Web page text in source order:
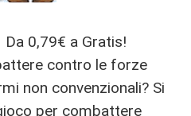
Da 0,79€ a Gratis!
contro le forze
non convenzionali? Si
per combattere